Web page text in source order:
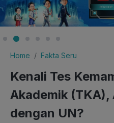
Home Fakta Seru
Kenali Tes
Akademik (TKA),
dengan UN?